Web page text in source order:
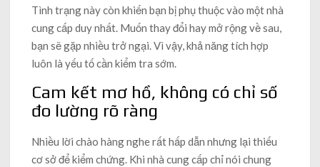
Tình trạng này còn khiến bạn bị phụ thuộc vào một nhà
cung cấp duy nhất. Muốn thay đổi hay mở rộng về sau,
bạn sẽ gặp nhiều trở ngại. Vì vậy, khả năng tích hợp
luôn là yếu tố cần kiểm tra sớm.
Cam kết mơ hồ, không có chỉ số
đo lường rõ ràng
Nhiều lời chào hàng nghe rất hấp dẫn nhưng lại thiếu
cơ sở để kiểm chứng. Khi nhà cung cấp chỉ nói chung